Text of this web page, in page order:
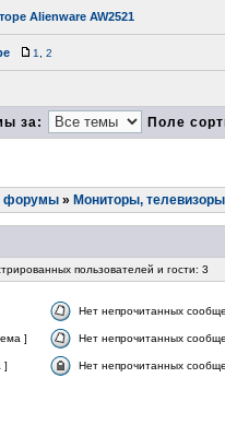
Alienware AW2521
1 2
за: Поле
форумы » Мониторы,
пользователей и гости: 3
Нет непрочитанных
] Нет непрочитанных
] Нет непрочитанных